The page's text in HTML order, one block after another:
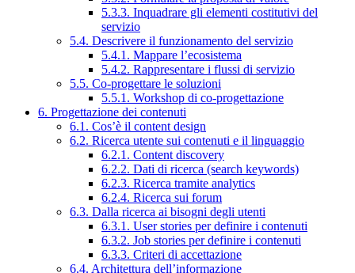
5.3.3. Inquadrare gli elementi costitutivi del
servizio
5.4. Descrivere il funzionamento del servizio
5.4.1. Mappare l’ecosistema
5.4.2. Rappresentare i flussi di servizio
5.5. Co-progettare le soluzioni
5.5.1. Workshop di co-progettazione
6. Progettazione dei contenuti
6.1. Cos’è il content design
6.2. Ricerca utente sui contenuti e il linguaggio
6.2.1. Content discovery
6.2.2. Dati di ricerca (search keywords)
6.2.3. Ricerca tramite analytics
6.2.4. Ricerca sui forum
6.3. Dalla ricerca ai bisogni degli utenti
6.3.1. User stories per definire i contenuti
6.3.2. Job stories per definire i contenuti
6.3.3. Criteri di accettazione
6.4. Architettura dell’informazione